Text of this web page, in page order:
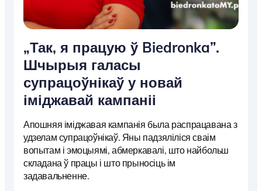
„Так, я працую ў Biedronka”.
Шчырыя галасы
супрацоўнікаў у новай
іміджавай кампаніі
Апошняя іміджавая кампанія была распрацавана з
удзелам супрацоўнікаў. Яны падзяліліся сваім
вопытам і эмоцыямі, абмеркавалі, што найбольш
складана ў працы і што прыносіць ім
задавальненне.